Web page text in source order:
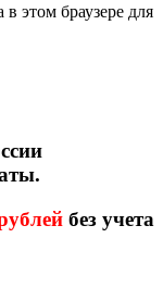
этом браузере для
без учета